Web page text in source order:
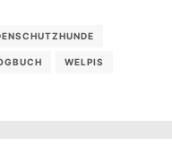
WELPIS